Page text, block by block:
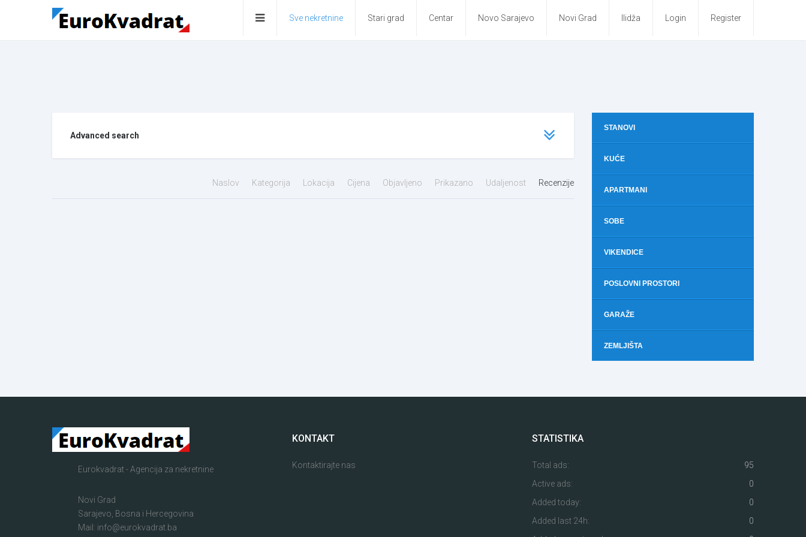
Sve nekretnine Stari grad Centar Novo Sarajevo Novi Grad Ilidža Login Register
Advanced search
Naslov Kategorija Lokacija Cijena Objavljeno Prikazano Udaljenost Recenzije
STANOVI
KUĆE
APARTMANI
SOBE
VIKENDICE
POSLOVNI PROSTORI
GARAŽE
ZEMLJIŠTA
Eurokvadrat - Agencija za nekretnine
Novi Grad
Sarajevo, Bosna i Hercegovina
Mail: info@eurokvadrat.ba
KONTAKT
Kontaktirajte nas
STATISTIKA
Total ads:
95
Active ads:
0
Added today:
0
Added last 24h:
0